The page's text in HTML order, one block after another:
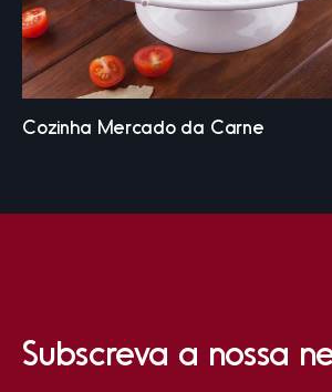
Subscreva a nossa